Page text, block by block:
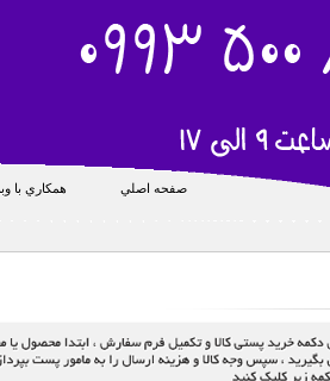
صفحه اصلي همکاري با